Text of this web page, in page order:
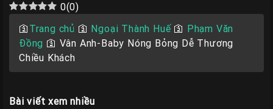
0(0)
🛐 Trang chủ 🛐 Ngoại Thành Huế🛐 Phạm Văn
Đồng 🛐 Vân Anh-Baby Nóng Bỏng Dễ Thương
Chiều Khách
Bài viết xem nhiều